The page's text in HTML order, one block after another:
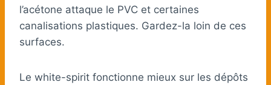
l’acétone attaque le PVC et certaines
canalisations plastiques. Gardez-la loin de ces
surfaces.
Le white-spirit fonctionne mieux sur les dépôts